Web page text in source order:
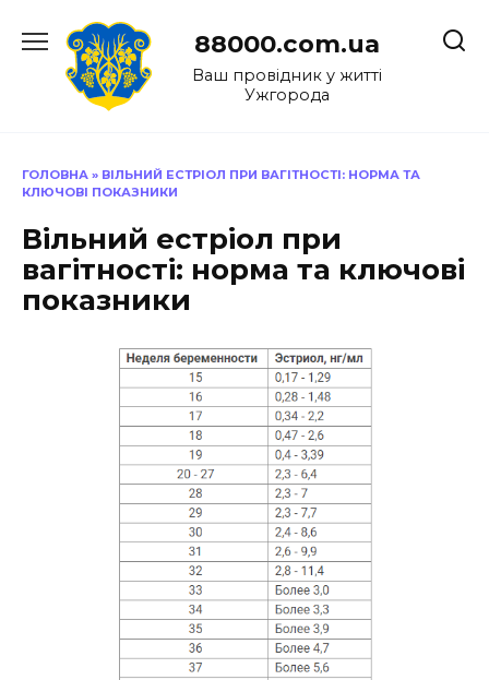
до
88000.com.ua
Ваш провідник у житті
Ужгорода
ГОЛОВНА » ВІЛЬНИЙ ЕСТРІОЛ ПРИ ВАГІТНОСТІ: НОРМА ТА
КЛЮЧОВІ ПОКАЗНИКИ
Вільний естріол при
вагітності: норма та ключові
показники